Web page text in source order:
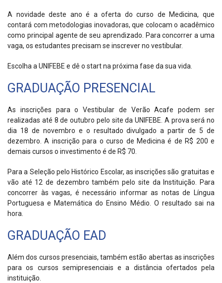
A novidade deste ano é a oferta do curso de Medicina, que
contará com metodologias inovadoras, que colocam o acadêmico
como principal agente de seu aprendizado. Para concorrer a uma
vaga, os estudantes precisam se inscrever no vestibular.
Escolha a UNIFEBE e dê o start na próxima fase da sua vida.
GRADUAÇÃO PRESENCIAL
As inscrições para o Vestibular de Verão Acafe podem ser
realizadas até 8 de outubro pelo site da UNIFEBE. A prova será no
dia 18 de novembro e o resultado divulgado a partir de 5 de
dezembro. A inscrição para o curso de Medicina é de R$ 200 e
demais cursos o investimento é de R$ 70.
Para a Seleção pelo Histórico Escolar, as inscrições são gratuitas e
vão até 12 de dezembro também pelo site da Instituição. Para
concorrer às vagas, é necessário informar as notas de Língua
Portuguesa e Matemática do Ensino Médio. O resultado sai na
hora.
GRADUAÇÃO EAD
Além dos cursos presenciais, também estão abertas as inscrições
para os cursos semipresenciais e a distância ofertados pela
instituição.